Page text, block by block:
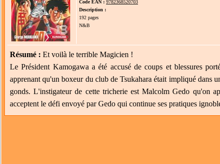
Code EAN : 9782368520703
Description :
192 pages
N&B
Résumé : Et voilà le terrible Magicien !
Le Président Kamogawa a été accusé de coups et blessures
apprenant qu'un boxeur du club de Tsukahara était impliqué dans
gonds. L'instigateur de cette tricherie est Malcolm Gedo qu'on
acceptent le défi envoyé par Gedo qui continue ses pratiques